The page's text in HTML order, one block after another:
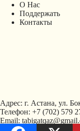
О Нас
Поддержать
Контакты
Адрес: г. Астана, ул.
Телефон: +7 (702) 579
Email:
Copyright © 2026 -